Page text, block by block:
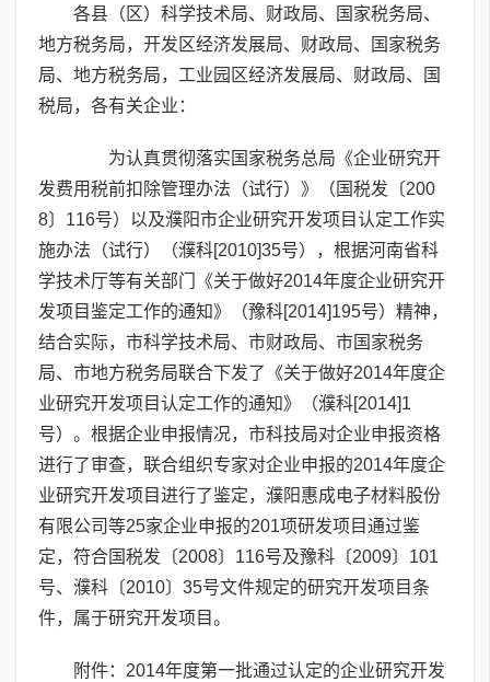
各县（区）科学技术局、财政局、国家税务局、
地方税务局，开发区经济发展局、财政局、国家税务
局、地方税务局，工业园区经济发展局、财政局、国
税局，各有关企业：
为认真贯彻落实国家税务总局《企业研究开
发费用税前扣除管理办法（试行）》（国税发〔200
8〕116号）以及濮阳市企业研究开发项目认定工作实
施办法（试行）（濮科[2010]35号），根据河南省科
学技术厅等有关部门《关于做好2014年度企业研究开
发项目鉴定工作的通知》（豫科[2014]195号）精神，
结合实际，市科学技术局、市财政局、市国家税务
局、市地方税务局联合下发了《关于做好2014年度企
业研究开发项目认定工作的通知》（濮科[2014]1
号）。根据企业申报情况，市科技局对企业申报资格
进行了审查，联合组织专家对企业申报的2014年度企
业研究开发项目进行了鉴定，濮阳惠成电子材料股份
有限公司等25家企业申报的201项研发项目通过鉴
定，符合国税发〔2008〕116号及豫科〔2009〕101
号、濮科〔2010〕35号文件规定的研究开发项目条
件，属于研究开发项目。
附件：2014年度第一批通过认定的企业研究开发